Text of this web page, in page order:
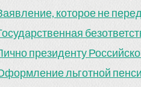
которое не
президенту
льготной